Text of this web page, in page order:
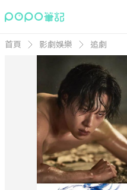
首頁 影劇娛樂 追劇